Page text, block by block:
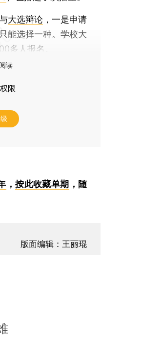
大选辩论 ，一是申请
能选择一种。学校大
多人报名。
读
限
，按此收藏单期 ，随
版面编辑：王丽琨